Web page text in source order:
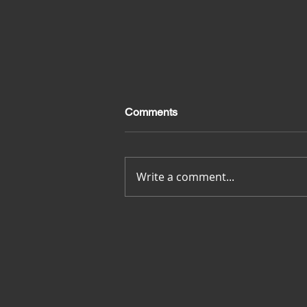
Merci pour tout
Comments
Write a comment...